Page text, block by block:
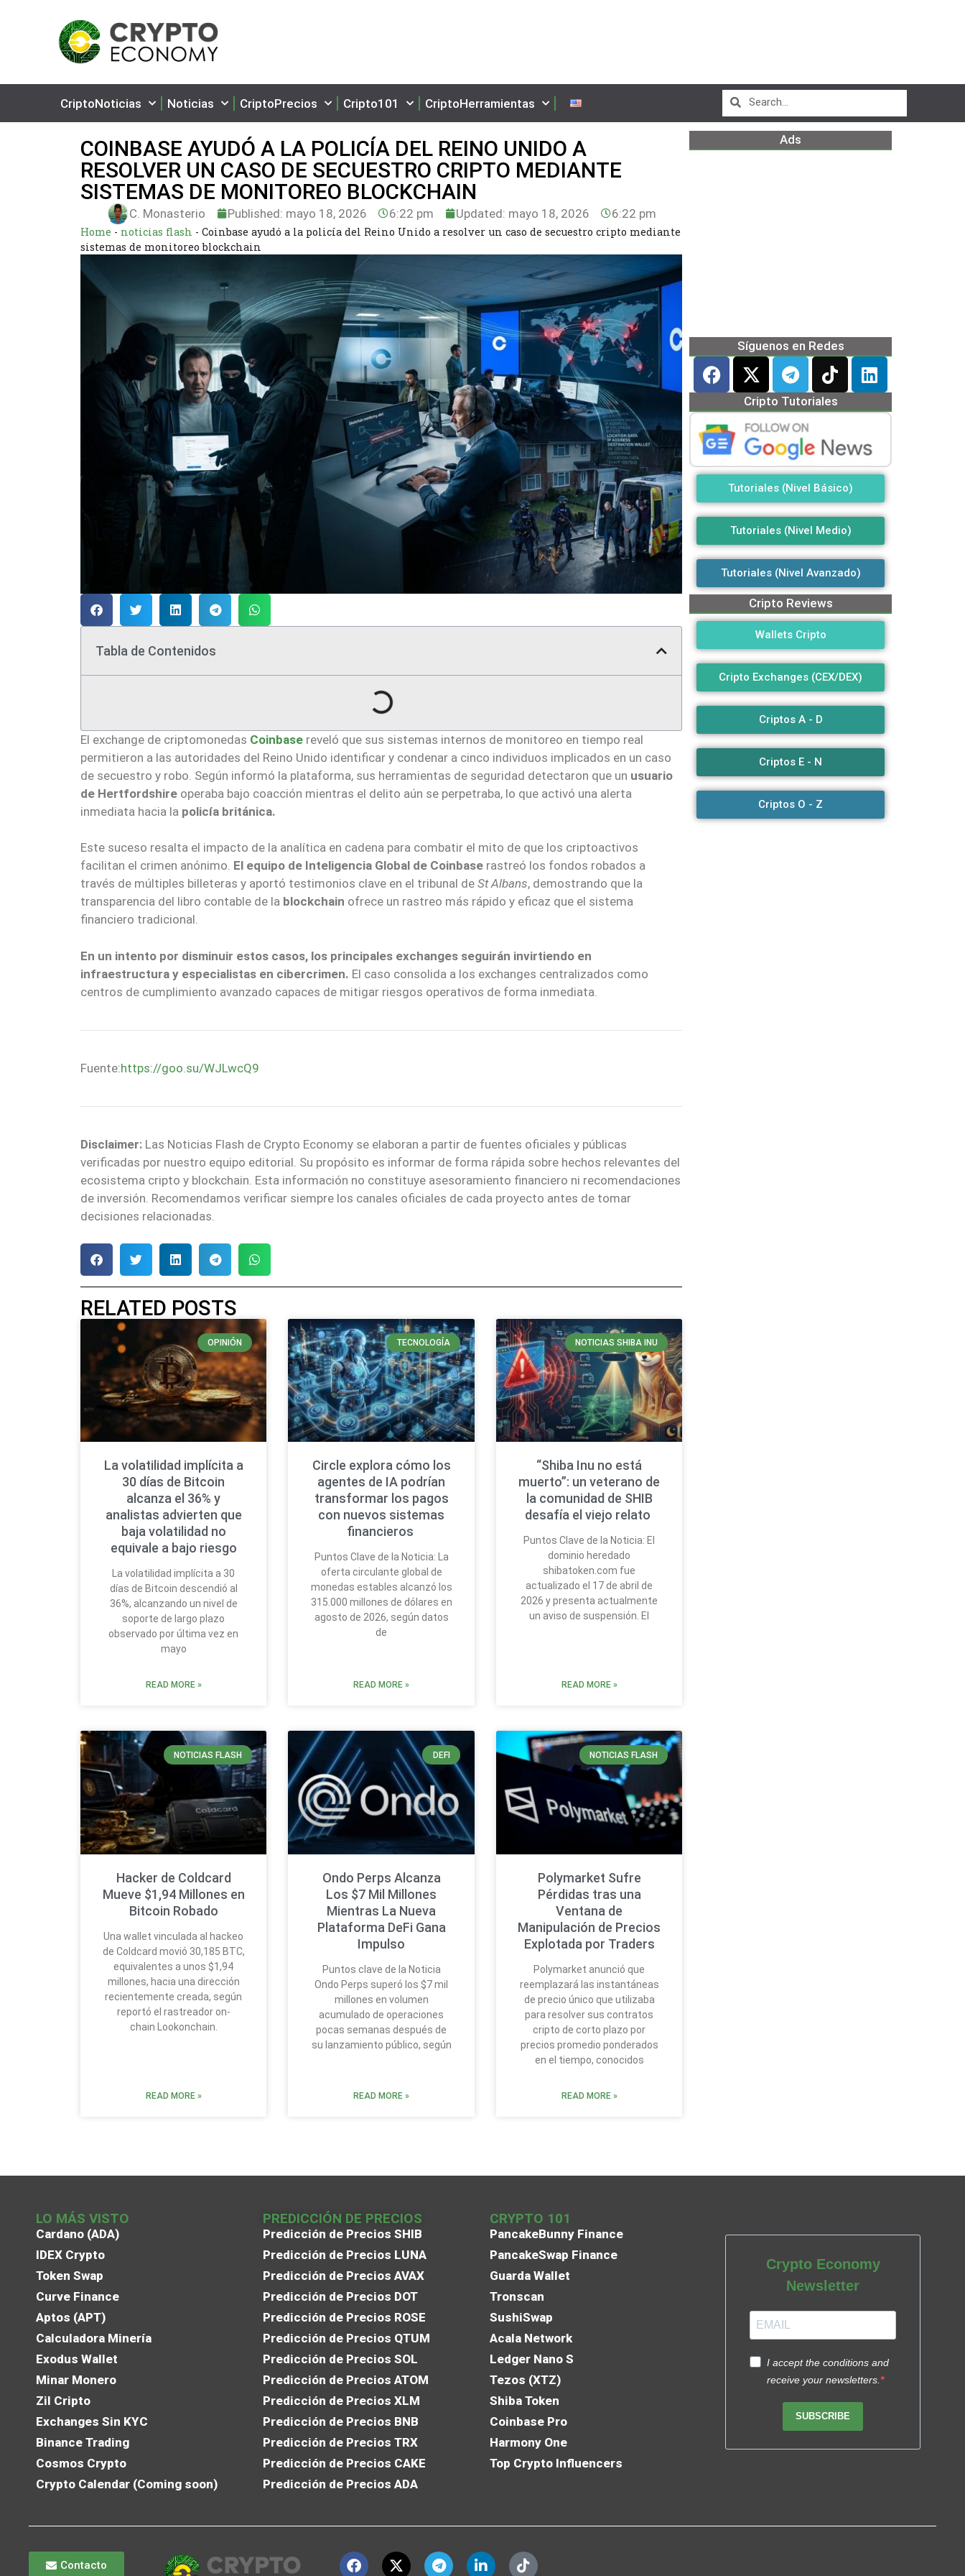
CriptoNoticias Noticias CriptoPrecios Cripto101 CriptoHerramientas
COINBASE AYUDÓ A LA POLICÍA DEL REINO UNIDO A
RESOLVER UN CASO DE SECUESTRO CRIPTO MEDIANTE
SISTEMAS DE MONITOREO BLOCKCHAIN
C. Monasterio Published: mayo 18, 2026 6:22 pm Updated: mayo 18, 2026 6:22 pm
Home - noticias flash - Coinbase ayudó a la policía del Reino Unido a resolver un caso de secuestro cripto mediante
sistemas de monitoreo blockchain
Tabla de Contenidos
El exchange de criptomonedas Coinbase reveló que sus sistemas internos de monitoreo en tiempo real
permitieron a las autoridades del Reino Unido identificar y condenar a cinco individuos implicados en un caso
de secuestro y robo. Según informó la plataforma, sus herramientas de seguridad detectaron que un usuario
de Hertfordshire operaba bajo coacción mientras el delito aún se perpetraba, lo que activó una alerta
inmediata hacia la policía británica.
Este suceso resalta el impacto de la analítica en cadena para combatir el mito de que los criptoactivos
facilitan el crimen anónimo. El equipo de Inteligencia Global de Coinbase rastreó los fondos robados a
través de múltiples billeteras y aportó testimonios clave en el tribunal de St Albans, demostrando que la
transparencia del libro contable de la blockchain ofrece un rastreo más rápido y eficaz que el sistema
financiero tradicional.
En un intento por disminuir estos casos, los principales exchanges seguirán invirtiendo en
infraestructura y especialistas en cibercrimen. El caso consolida a los exchanges centralizados como
centros de cumplimiento avanzado capaces de mitigar riesgos operativos de forma inmediata.
Fuente:https://goo.su/WJLwcQ9
Disclaimer: Las Noticias Flash de Crypto Economy se elaboran a partir de fuentes oficiales y públicas
verificadas por nuestro equipo editorial. Su propósito es informar de forma rápida sobre hechos relevantes del
ecosistema cripto y blockchain. Esta información no constituye asesoramiento financiero ni recomendaciones
de inversión. Recomendamos verificar siempre los canales oficiales de cada proyecto antes de tomar
decisiones relacionadas.
RELATED POSTS
OPINIÓN
La volatilidad implícita a
30 días de Bitcoin
alcanza el 36% y
analistas advierten que
baja volatilidad no
equivale a bajo riesgo
La volatilidad implícita a 30
días de Bitcoin descendió al
36%, alcanzando un nivel de
soporte de largo plazo
observado por última vez en
mayo
READ MORE »
TECNOLOGÍA
Circle explora cómo los
agentes de IA podrían
transformar los pagos
con nuevos sistemas
financieros
Puntos Clave de la Noticia: La
oferta circulante global de
monedas estables alcanzó los
315.000 millones de dólares en
agosto de 2026, según datos
de
READ MORE »
NOTICIAS SHIBA INU
“Shiba Inu no está
muerto”: un veterano de
la comunidad de SHIB
desafía el viejo relato
Puntos Clave de la Noticia: El
dominio heredado
shibatoken.com fue
actualizado el 17 de abril de
2026 y presenta actualmente
un aviso de suspensión. El
READ MORE »
NOTICIAS FLASH
Hacker de Coldcard
Mueve $1,94 Millones en
Bitcoin Robado
Una wallet vinculada al hackeo
de Coldcard movió 30,185 BTC,
equivalentes a unos $1,94
millones, hacia una dirección
recientemente creada, según
reportó el rastreador on-
chain Lookonchain.
READ MORE »
DEFI
Ondo Perps Alcanza
Los $7 Mil Millones
Mientras La Nueva
Plataforma DeFi Gana
Impulso
Puntos clave de la Noticia
Ondo Perps superó los $7 mil
millones en volumen
acumulado de operaciones
pocas semanas después de
su lanzamiento público, según
READ MORE »
NOTICIAS FLASH
Polymarket Sufre
Pérdidas tras una
Ventana de
Manipulación de Precios
Explotada por Traders
Polymarket anunció que
reemplazará las instantáneas
de precio único que utilizaba
para resolver sus contratos
cripto de corto plazo por
precios promedio ponderados
en el tiempo, conocidos
READ MORE »
Ads
Síguenos en Redes
Cripto Tutoriales
Tutoriales (Nivel Básico)
Tutoriales (Nivel Medio)
Tutoriales (Nivel Avanzado)
Cripto Reviews
Wallets Cripto
Cripto Exchanges (CEX/DEX)
Criptos A - D
Criptos E - N
Criptos O - Z
LO MÁS VISTO
Cardano (ADA)
IDEX Crypto
Token Swap
Curve Finance
Aptos (APT)
Calculadora Minería
Exodus Wallet
Minar Monero
Zil Cripto
Exchanges Sin KYC
Binance Trading
Cosmos Crypto
Crypto Calendar (Coming soon)
PREDICCIÓN DE PRECIOS
Predicción de Precios SHIB
Predicción de Precios LUNA
Predicción de Precios AVAX
Predicción de Precios DOT
Predicción de Precios ROSE
Predicción de Precios QTUM
Predicción de Precios SOL
Predicción de Precios ATOM
Predicción de Precios XLM
Predicción de Precios BNB
Predicción de Precios TRX
Predicción de Precios CAKE
Predicción de Precios ADA
CRYPTO 101
PancakeBunny Finance
PancakeSwap Finance
Guarda Wallet
Tronscan
SushiSwap
Acala Network
Ledger Nano S
Tezos (XTZ)
Shiba Token
Coinbase Pro
Harmony One
Top Crypto Influencers
Crypto Economy
Newsletter
I accept the conditions and
receive your newsletters.
SUBSCRIBE
Contacto